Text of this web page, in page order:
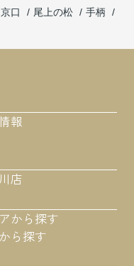
京口 尾上の松
手柄
報
店
から探す
ら探す